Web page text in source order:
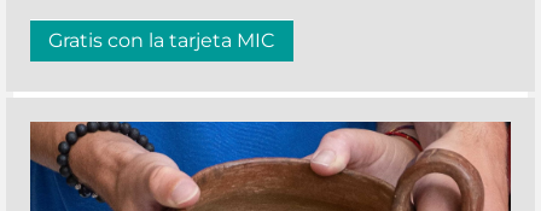
Gratis con la tarjeta MIC